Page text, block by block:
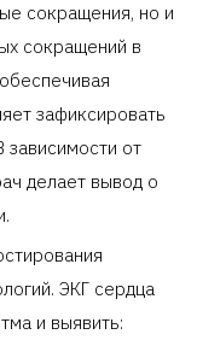
сокращения, но и
сокращений в
зафиксировать
зависимости от
делает вывод о
ЭКГ сердца
и выявить: